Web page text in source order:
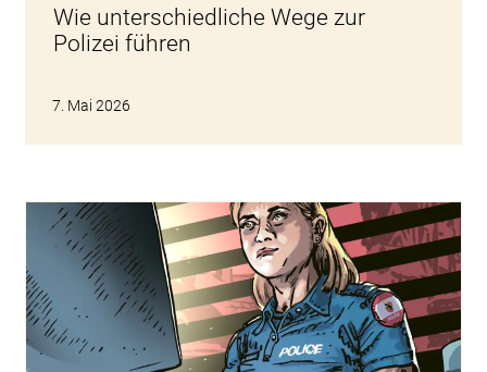
Wie unterschiedliche Wege zur
Polizei führen
7. Mai 2026